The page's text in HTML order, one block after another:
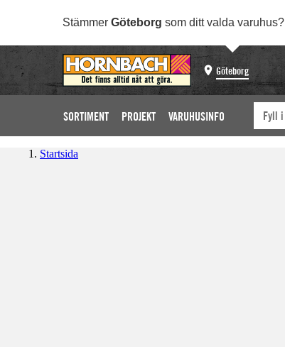
Stämmer Göteborg som ditt valda varuhus?
Göteborg
SORTIMENT PROJEKT VARUHUSINFO
Startsida